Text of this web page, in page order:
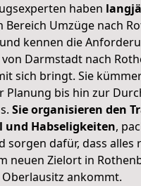
haben
Bereich Umzüge nach
kennen die
Darmstadt nach
sich bringt. Sie
Planung bis hin zur
Sie organisieren den
und Habseligkeiten,
sorgen dafür, dass alles
neuen Zielort in
Oberlausitz ankommt.